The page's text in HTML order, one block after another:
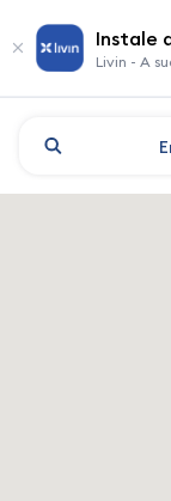
Instale
Livin - A
Vitebsk: